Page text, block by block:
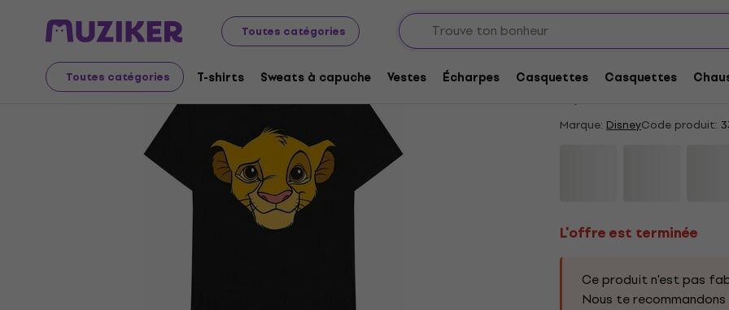
Toutes catégories
Toutes catégories T-shirts Sweats à capuche Vestes Écharpes Casquettes Casquettes
Merch Produits musicaux T-shirts
L'offre est terminée
L'offre est terminée
Disney Simba Face
Marque: DisneyCode produit:
L'offre est terminée
Ce produit n'est pas
Nous te